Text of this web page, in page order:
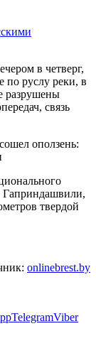
в четверг,
по руслу реки, в
разрушены
связь
Гаприндашвили,
твердой
onlinebrest.by
TelegramViber